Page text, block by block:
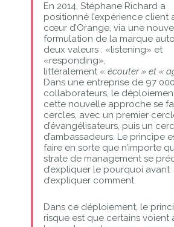
En 2014, Stéphane Richard a
positionné l’expérience client
cœur d’Orange, via une
formulation de la marque
deux valeurs : «listening» et
«responding»,
littéralement « écouter » et «
Dans une entreprise de 97 000
collaborateurs, le
cette nouvelle approche se
cercles, avec un premier
d’évangélisateurs, puis un
d’ambassadeurs. Le principe
faire en sorte que n’importe
strate de management se
d’expliquer le pourquoi avant
d’expliquer comment.
Dans ce déploiement, le
risque est que certains voient